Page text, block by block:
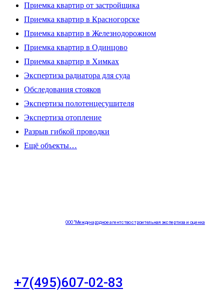
Приемка квартир от застройщика
Приемка квартир в Красногорске
Приемка квартир в Железнодорожном
Приемка квартир в Одинцово
Приемка квартир в Химках
Экспертиза радиатора для суда
Обследования стояков
Экспертиза полотенцесушителя
Экспертиза отопление
Разрыв гибкой проводки
Ещё объекты…
ООО "Международное агентство строительная экспертиза и оценка
+7(495)607-02-83